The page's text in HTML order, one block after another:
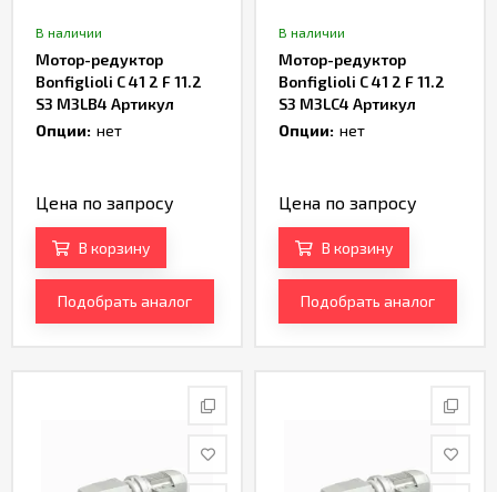
В наличии
Мотор-редуктор
Bonfiglioli C 41 2 F 11.2
S3 M3LB4 Артикул
TH165060
Опции: нет
Цена по запросу
В корзину
Подобрать аналог
В наличии
Мотор-редуктор
Bonfiglioli C 41 2 F 11.2
S3 M3LC4 Артикул
TH166728
Опции: нет
Цена по запросу
В корзину
Подобрать аналог